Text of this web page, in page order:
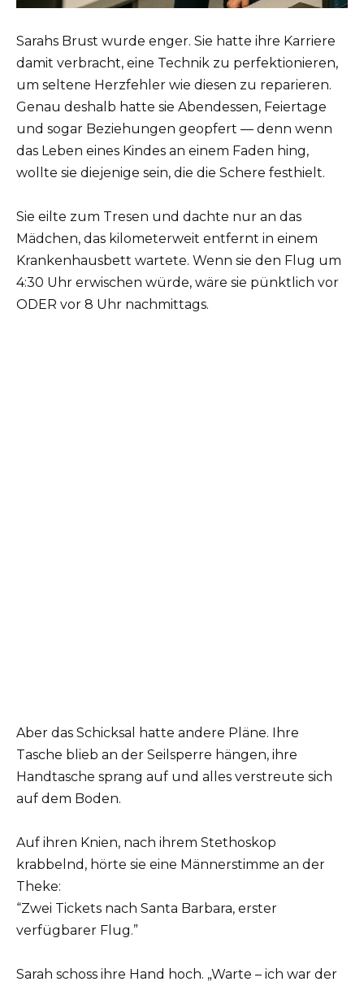
Sarahs Brust wurde enger. Sie hatte ihre Karriere
damit verbracht, eine Technik zu perfektionieren,
um seltene Herzfehler wie diesen zu reparieren.
Genau deshalb hatte sie Abendessen, Feiertage
und sogar Beziehungen geopfert — denn wenn
das Leben eines Kindes an einem Faden hing,
wollte sie diejenige sein, die die Schere festhielt.
Sie eilte zum Tresen und dachte nur an das
Mädchen, das kilometerweit entfernt in einem
Krankenhausbett wartete. Wenn sie den Flug um
4:30 Uhr erwischen würde, wäre sie pünktlich vor
ODER vor 8 Uhr nachmittags.
Aber das Schicksal hatte andere Pläne. Ihre
Tasche blieb an der Seilsperre hängen, ihre
Handtasche sprang auf und alles verstreute sich
auf dem Boden.
Auf ihren Knien, nach ihrem Stethoskop
krabbelnd, hörte sie eine Männerstimme an der
Theke:
“Zwei Tickets nach Santa Barbara, erster
verfügbarer Flug.”
Sarah schoss ihre Hand hoch. „Warte – ich war der